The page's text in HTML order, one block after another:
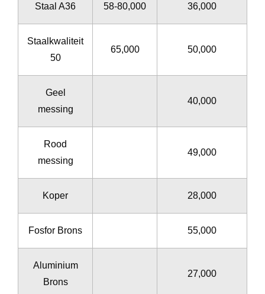
Staal A36 58-80,000 36,000
Staalkwaliteit
50
65,000 50,000
Geel
messing
40,000
Rood
messing
49,000
Koper 28,000
Fosfor Brons 55,000
Aluminium
Brons
27,000